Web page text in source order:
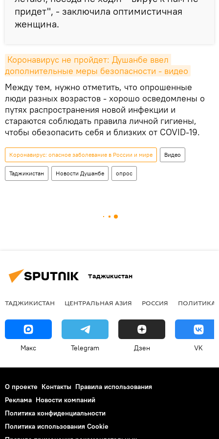
придет", - заключила оптимистичная
женщина.
Коронавирус не пройдет: Душанбе ввел
дополнительные меры безопасности - видео
Между тем, нужно отметить, что опрошенные
люди разных возрастов - хорошо осведомлены о
путях распространения новой инфекции и
стараются соблюдать правила личной гигиены,
чтобы обезопасить себя и близких от COVID-19.
Коронавирус: опасное заболевание в России и мире Видео
Таджикистан Новости Душанбе опрос
Таджикистан
ТАДЖИКИСТАН ЦЕНТРАЛЬНАЯ АЗИЯ РОССИЯ ПОЛИТИКА
Макс Telegram Дзен VK
О проекте Контакты Правила использования
Реклама Новости компаний
Политика конфиденциальности
Политика использования Cookie